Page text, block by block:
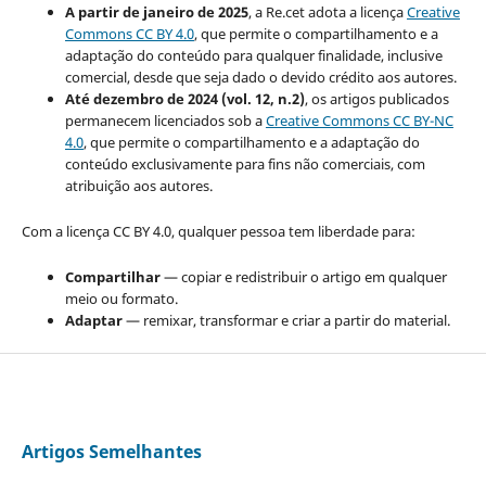
A partir de janeiro de 2025, a Re.cet adota a licençaCreative
Commons CC BY 4.0, que permite o compartilhamento e a
adaptação do conteúdo para qualquer finalidade, inclusive
comercial, desde que seja dado o devido crédito aos autores.
Até dezembro de 2024 (vol. 12, n.2), os artigos publicados
permanecem licenciados sob aCreative Commons CC BY-NC
4.0, que permite o compartilhamento e a adaptação do
conteúdo exclusivamente para fins não comerciais, com
atribuição aos autores.
Com a licença CC BY 4.0, qualquer pessoa tem liberdade para:
Compartilhar— copiar e redistribuir o artigo em qualquer
meio ou formato.
Adaptar— remixar, transformar e criar a partir do material.
Artigos Semelhantes